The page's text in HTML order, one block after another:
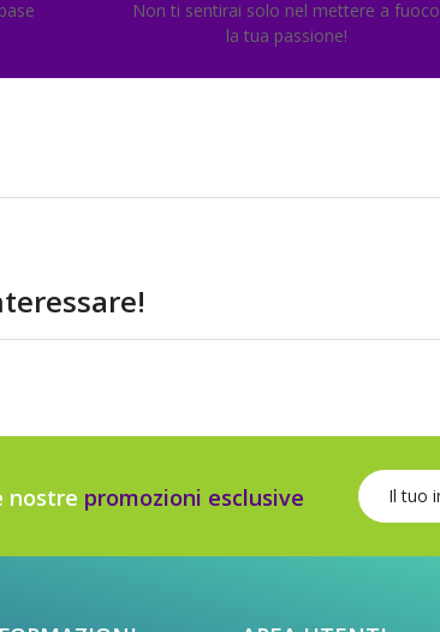
Non ti sentirai solo nel mettere a fuoco
la tua passione!
nostre promozioni esclusive